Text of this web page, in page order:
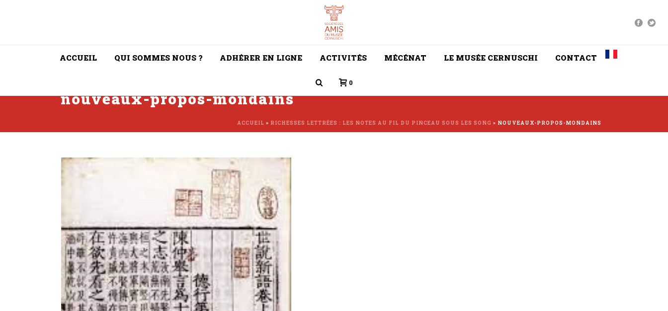
ACCUEIL QUI SOMMES NOUS ? ADHÉRER EN LIGNE ACTIVITÉS MÉCÉNAT LE MUSÉE CERNUSCHI CONTACT
0
nouveaux-propos-mondains
ACCUEIL » RICHESSES LETTRÉES : LES NOTES AU FIL DU PINCEAU SOUS LES SONG » NOUVEAUX-PROPOS-MONDAINS